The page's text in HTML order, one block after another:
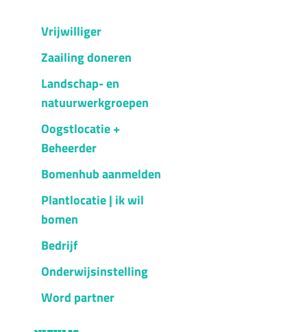
Vrijwilliger
Zaailing doneren
Landschap- en
natuurwerkgroepen
Oogstlocatie +
Beheerder
Bomenhub aanmelden
Plantlocatie | ik wil
bomen
Bedrijf
Onderwijsinstelling
Word partner